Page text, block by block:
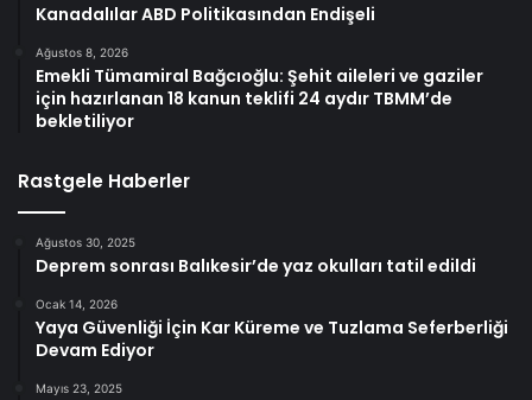
Kanadalılar ABD Politikasından Endişeli
Ağustos 8, 2026
Emekli Tümamiral Bağcıoğlu: Şehit aileleri ve gaziler
için hazırlanan 18 kanun teklifi 24 aydır TBMM’de
bekletiliyor
Rastgele Haberler
Ağustos 30, 2025
Deprem sonrası Balıkesir’de yaz okulları tatil edildi
Ocak 14, 2026
Yaya Güvenliği İçin Kar Küreme ve Tuzlama Seferberliği
Devam Ediyor
Mayıs 23, 2025